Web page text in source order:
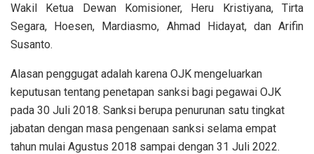
Wakil Ketua Dewan Komisioner, Heru Kristiyana, Tirta
Segara, Hoesen, Mardiasmo, Ahmad Hidayat, dan Arifin
Susanto.
Alasan penggugat adalah karena OJK mengeluarkan
keputusan tentang penetapan sanksi bagi pegawai OJK
pada 30 Juli 2018. Sanksi berupa penurunan satu tingkat
jabatan dengan masa pengenaan sanksi selama empat
tahun mulai Agustus 2018 sampai dengan 31 Juli 2022.